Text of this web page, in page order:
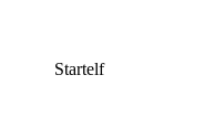
Startelf